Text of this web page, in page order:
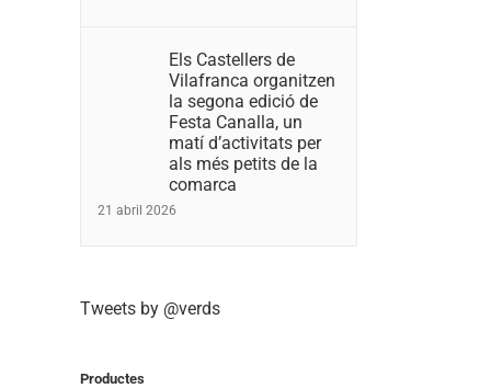
Els Castellers de
Vilafranca organitzen
la segona edició de
Festa Canalla, un
matí d’activitats per
als més petits de la
comarca
21 abril 2026
Tweets by @verds
Productes